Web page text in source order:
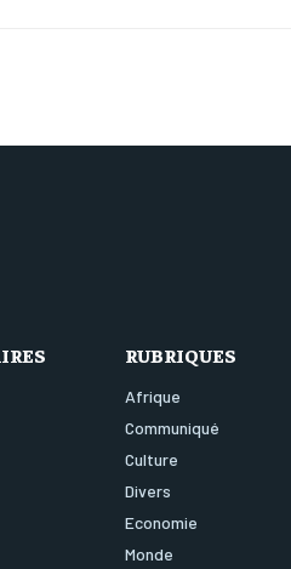
RUBRIQUES
Afrique
Communiqué
Culture
Divers
Economie
Monde